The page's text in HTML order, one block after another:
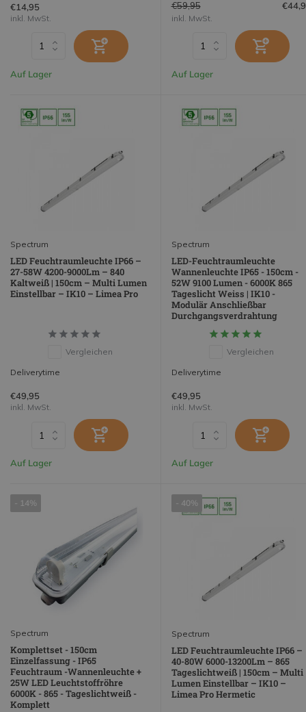
€14,95
inkl. MwSt.
Auf Lager
€59,95
inkl. MwSt.
Auf Lager
Spectrum
LED Feuchtraumleuchte IP66 –
27-58W 4200-9000Lm – 840
Kaltweiß | 150cm – Multi Lumen
Einstellbar – IK10 – Limea Pro
Vergleichen
Deliverytime
€49,95
inkl. MwSt.
Auf Lager
Spectrum
LED-Feuchtraumleuchte
Wannenleuchte IP65 - 150cm -
52W 9100 Lumen - 6000K 865
Tageslicht Weiss | IK10 -
Modulär Anschließbar
Durchgangsverdrahtung
Vergleichen
Deliverytime
€49,95
inkl. MwSt.
Auf Lager
- 14%
Spectrum
Komplettset - 150cm
Einzelfassung - IP65
Feuchtraum -Wannenleuchte +
25W LED Leuchtstoffröhre
6000K - 865 - Tageslichtweiß -
Komplett
- 40%
Spectrum
LED Feuchtraumleuchte IP66 –
40-80W 6000-13200Lm – 865
Tageslichtweiß | 150cm – Multi
Lumen Einstellbar – IK10 –
Limea Pro Hermetic